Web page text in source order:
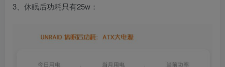
3、休眠后功耗只有25w：